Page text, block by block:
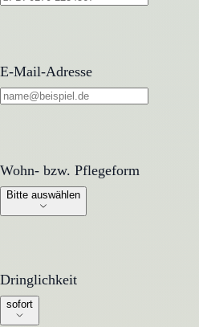
E-Mail-Adresse
Wohn- bzw. Pflegeform
Wohn- bzw. Pflegeform
Bitte auswählen
Dringlichkeit
Dringlichkeit
sofort